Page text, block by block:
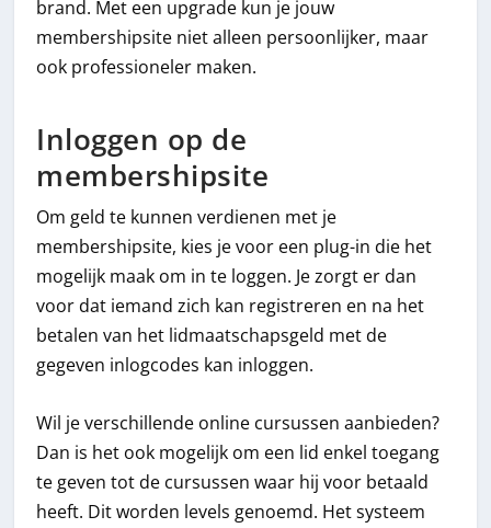
brand. Met een upgrade kun je jouw
membershipsite niet alleen persoonlijker, maar
ook professioneler maken.
Inloggen op de
membershipsite
Om geld te kunnen verdienen met je
membershipsite, kies je voor een plug-in die het
mogelijk maak om in te loggen. Je zorgt er dan
voor dat iemand zich kan registreren en na het
betalen van het lidmaatschapsgeld met de
gegeven inlogcodes kan inloggen.
Wil je verschillende online cursussen aanbieden?
Dan is het ook mogelijk om een lid enkel toegang
te geven tot de cursussen waar hij voor betaald
heeft. Dit worden levels genoemd. Het systeem